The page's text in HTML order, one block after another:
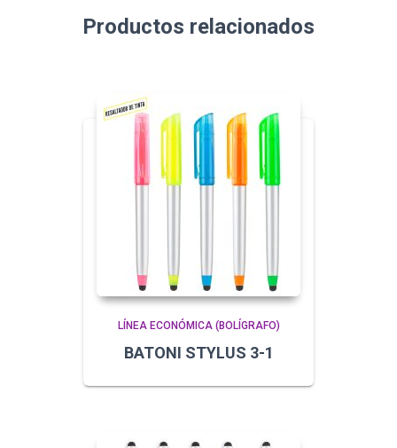
Productos relacionados
LÍNEA ECONÓMICA (BOLÍGRAFO)
BATONI STYLUS 3-1